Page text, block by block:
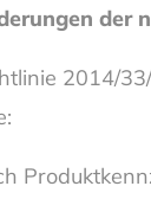
der
2014/